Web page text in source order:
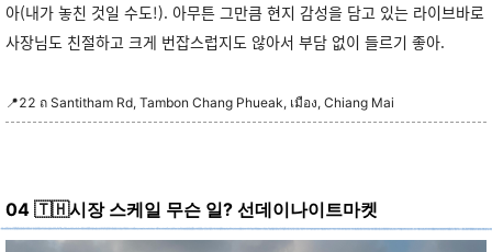
아(내가 놓친 것일 수도!). 아무튼 그만큼 현지 감성을 담고 있는 라이브바로
사장님도 친절하고 크게 번잡스럽지도 않아서 부담 없이 들르기 좋아.
📍22 ถ Santitham Rd, Tambon Chang Phueak, เมือง, Chiang Mai
04 🇹🇭시장 스케일 무슨 일? 선데이나이트마켓